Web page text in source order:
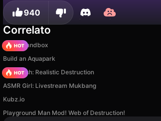
940
Correlato
Melon Sandbox
Build an Aquapark
Car Crush: Realistic Destruction
ASMR Girl: Livestream Mukbang
Kubz.io
Playground Man Mod! Web of Destruction!